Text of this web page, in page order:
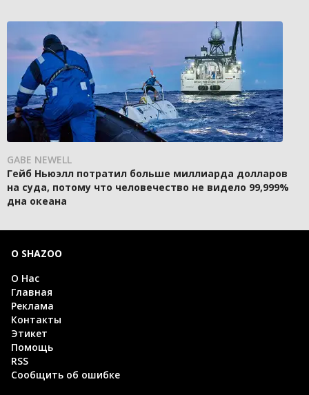
GABE NEWELL
Гейб Ньюэлл потратил больше миллиарда долларов
на суда, потому что человечество не видело 99,999%
дна океана
О SHAZOO
О Нас
Главная
Реклама
Контакты
Этикет
Помощь
RSS
Сообщить об ошибке